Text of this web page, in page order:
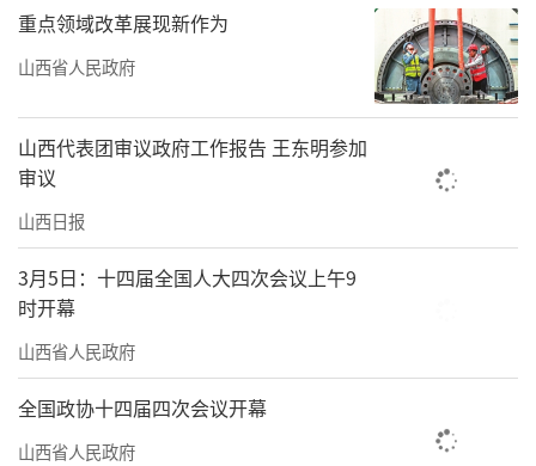
重点领域改革展现新作为
山西省人民政府
山西代表团审议政府工作报告 王东明参加
审议
山西日报
3月5日：十四届全国人大四次会议上午9
时开幕
山西省人民政府
全国政协十四届四次会议开幕
山西省人民政府